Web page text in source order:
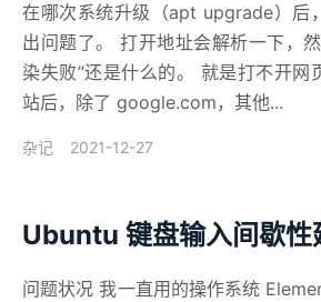
在哪次系统升级（apt upgrade）后
出问题了。 打开地址会解析一下，
染失败”还是什么的。 就是打不开网
站后，除了 google.com，其他...
杂记 2021-12-27
Ubuntu 键盘输入间歇性
问题状况 我一直用的操作系统